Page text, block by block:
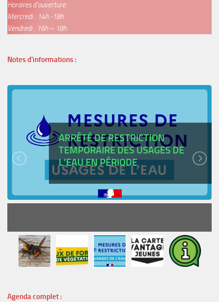
Horaires d’ouverture:
Mercredi : 14h -18h
Vendredi : 16h – 18h
Notes d'informations :
ARRÊTÉ DE RESTRICTION
TEMPORAIRE DES USAGES DE
L’EAU EN PÉRIODE
READ MORE
Agenda complet :